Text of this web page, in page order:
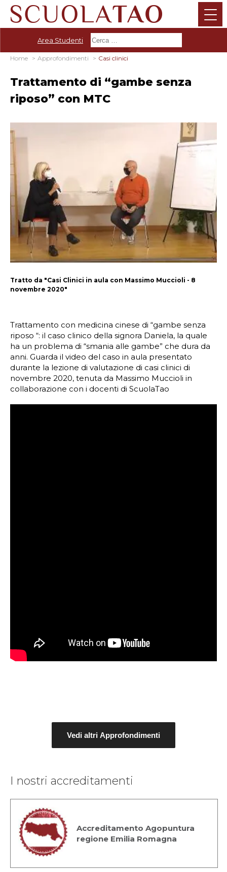
Area Studenti
Home Approfondimenti Casi clinici
Trattamento di “gambe senza
riposo” con MTC
Tratto da "Casi Clinici in aula con Massimo Muccioli - 8
novembre 2020"
Trattamento con medicina cinese di “gambe senza
riposo “: il caso clinico della signora Daniela, la quale
ha un problema di “smania alle gambe” che dura da
anni. Guarda il video del caso in aula presentato
durante la lezione di valutazione di casi clinici di
novembre 2020, tenuta da Massimo Muccioli in
collaborazione con i docenti di ScuolaTao
Vedi altri Approfondimenti
I nostri accreditamenti
Accreditamento Agopuntura
regione Emilia Romagna